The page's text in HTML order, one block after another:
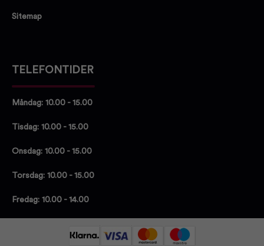
Sitemap
TELEFONTIDER
Måndag: 10.00 - 15.00
Tisdag: 10.00 - 15.00
Onsdag: 10.00 - 15.00
Torsdag: 10.00 - 15.00
Fredag: 10.00 - 14.00